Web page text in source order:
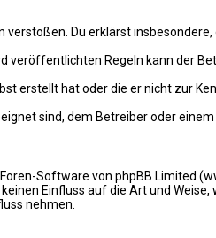
Du erklärst
veröffentlichten Regeln kann der
erstellt hat oder die er nicht zur
sind, dem Betreiber oder
Software von phpBB Limited
Einfluss auf die Art und
nehmen.